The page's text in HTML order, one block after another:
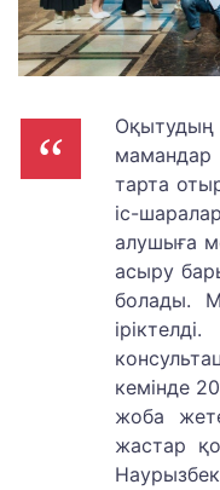
тарта
іс-
алушыға
асыру
болады.
кемінде
жоба
жастар